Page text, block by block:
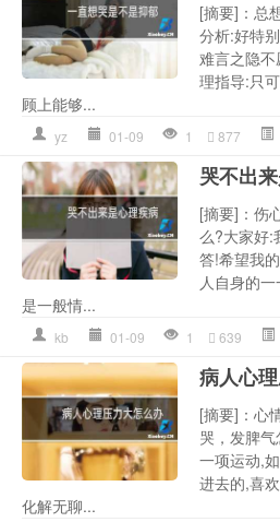
[摘要]：总
分析:好特
难言之隐
理指导:只
顾上能够...
yz 01-09 1 877
哭不出
[摘要]：伤
么?大家好:
答!希望我
人自身的
是一般情...
kb 01-09 1 639
病人心
[摘要]：心
哭，发脾
一项运动,
进去的,喜
化解无聊...